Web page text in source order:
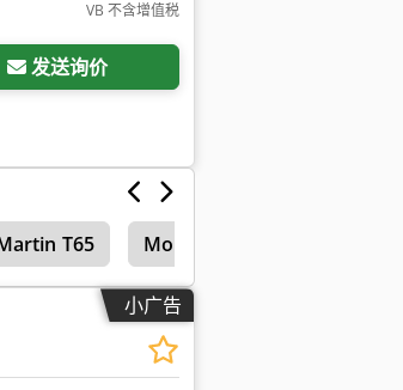
VB 不含增值税
发送询价
T65 Monosem 4 Reihig
小广告